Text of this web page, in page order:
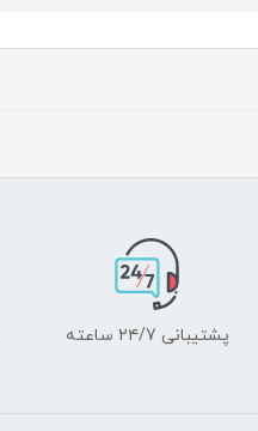
پشتیبانی ۲۴/7 ساعته